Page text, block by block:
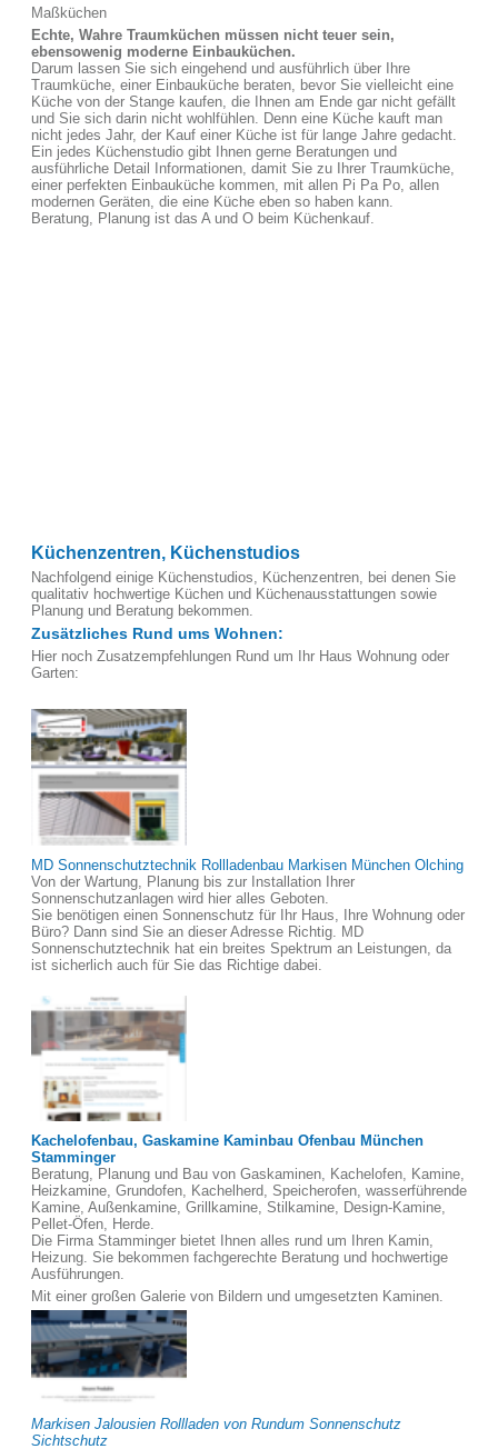
Maßküchen
Echte, Wahre Traumküchen müssen nicht teuer sein,
ebensowenig moderne Einbauküchen.
Darum lassen Sie sich eingehend und ausführlich über Ihre
Traumküche, einer Einbauküche beraten, bevor Sie vielleicht eine
Küche von der Stange kaufen, die Ihnen am Ende gar nicht gefällt
und Sie sich darin nicht wohlfühlen. Denn eine Küche kauft man
nicht jedes Jahr, der Kauf einer Küche ist für lange Jahre gedacht.
Ein jedes Küchenstudio gibt Ihnen gerne Beratungen und
ausführliche Detail Informationen, damit Sie zu Ihrer Traumküche,
einer perfekten Einbauküche kommen, mit allen Pi Pa Po, allen
modernen Geräten, die eine Küche eben so haben kann.
Beratung, Planung ist das A und O beim Küchenkauf.
Küchenzentren, Küchenstudios
Nachfolgend einige Küchenstudios, Küchenzentren, bei denen Sie
qualitativ hochwertige Küchen und Küchenausstattungen sowie
Planung und Beratung bekommen.
Zusätzliches Rund ums Wohnen:
Hier noch Zusatzempfehlungen Rund um Ihr Haus Wohnung oder
Garten:
MD Sonnenschutztechnik Rollladenbau Markisen München Olching
Von der Wartung, Planung bis zur Installation Ihrer
Sonnenschutzanlagen wird hier alles Geboten.
Sie benötigen einen Sonnenschutz für Ihr Haus, Ihre Wohnung oder
Büro? Dann sind Sie an dieser Adresse Richtig. MD
Sonnenschutztechnik hat ein breites Spektrum an Leistungen, da
ist sicherlich auch für Sie das Richtige dabei.
Kachelofenbau, Gaskamine Kaminbau Ofenbau München
Stamminger
Beratung, Planung und Bau von Gaskaminen, Kachelofen, Kamine,
Heizkamine, Grundofen, Kachelherd, Speicherofen, wasserführende
Kamine, Außenkamine, Grillkamine, Stilkamine, Design-Kamine,
Pellet-Öfen, Herde.
Die Firma Stamminger bietet Ihnen alles rund um Ihren Kamin,
Heizung. Sie bekommen fachgerechte Beratung und hochwertige
Ausführungen.
Mit einer großen Galerie von Bildern und umgesetzten Kaminen.
Markisen Jalousien Rollladen von Rundum Sonnenschutz
Sichtschutz